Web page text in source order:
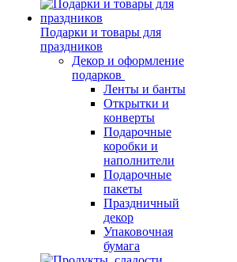
Подарки и товары для
праздников
Декор и оформление
подарков
Ленты и банты
Открытки и
конверты
Подарочные
коробки и
наполнители
Подарочные
пакеты
Праздничный
декор
Упаковочная
бумага